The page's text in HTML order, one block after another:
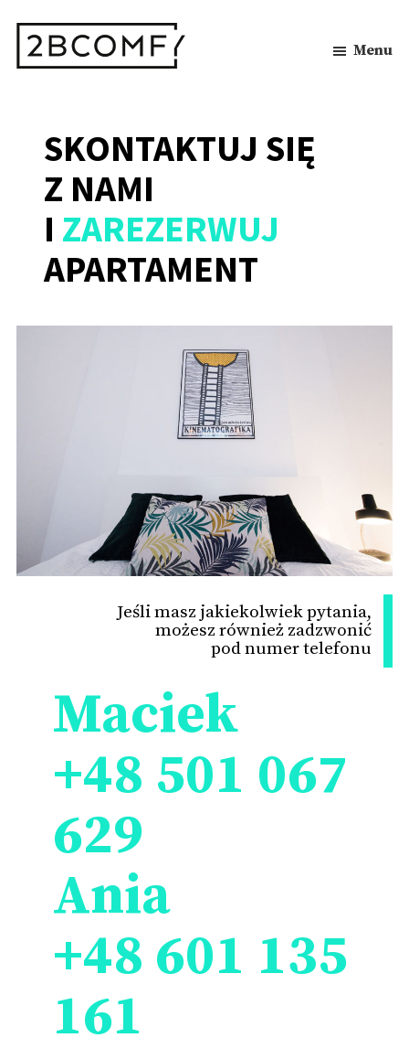
main
content
Biała
Menu
SKONTAKTUJ SIĘ
Z NAMI
I ZAREZERWUJ
APARTAMENT
Jeśli masz jakiekolwiek pytania,
możesz również zadzwonić
pod numer telefonu
Maciek
+48 501 067
629
Ania
+48 601 135
161